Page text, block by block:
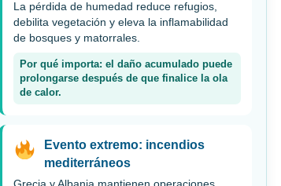
La pérdida de humedad reduce refugios,
debilita vegetación y eleva la inflamabilidad
de bosques y matorrales.
Por qué importa: el daño acumulado puede
prolongarse después de que finalice la ola
de calor.
Evento extremo: incendios
mediterráneos